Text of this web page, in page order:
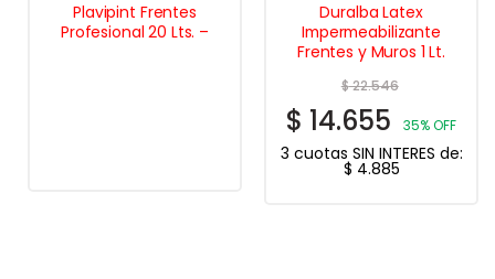
Plavipint Frentes
Profesional 20 Lts. –
Duralba Latex
Impermeabilizante
Frentes y Muros 1 Lt.
$22.546
$ 14.655 35% OFF
3 cuotas SIN INTERES de:
$ 4.885